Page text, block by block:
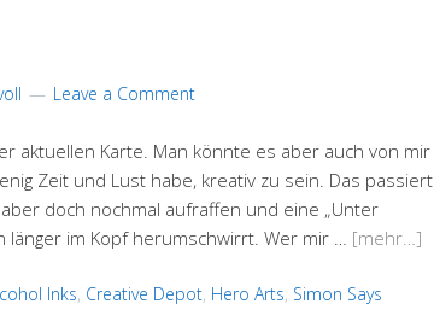
Leave a Comment
aktuellen Karte. Man könnte es aber auch von mir
Zeit und Lust habe, kreativ zu sein. Das passiert
doch nochmal aufraffen und eine „Unter
länger im Kopf herumschwirrt. Wer mir … [mehr…]
Inks, Creative Depot, Hero Arts, Simon Says